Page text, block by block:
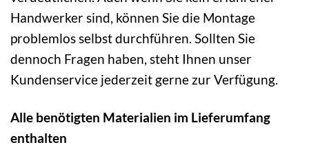
Handwerker sind, können Sie die Montage
problemlos selbst durchführen. Sollten Sie
dennoch Fragen haben, steht Ihnen unser
Kundenservice jederzeit gerne zur Verfügung.
Alle benötigten Materialien im Lieferumfang
enthalten